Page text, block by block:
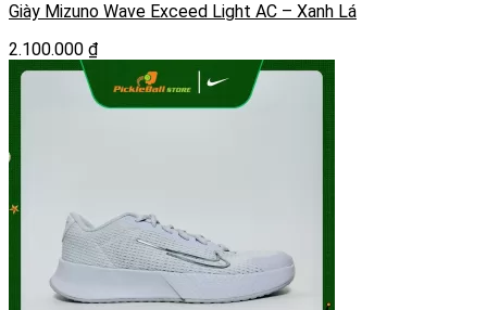
Giày Mizuno Wave Exceed Light AC – Xanh Lá
2.100.000 ₫